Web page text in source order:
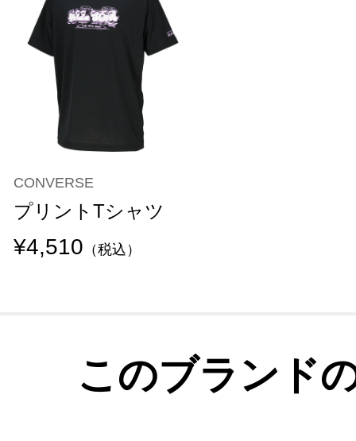
CONVERSE
プリントTシャツ
¥4,510 （税込）
このブランド